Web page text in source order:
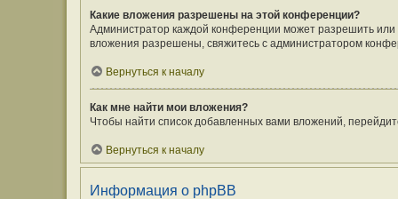
Какие вложения разрешены на этой конференции?
Администратор каждой конференции может разрешить
вложения разрешены, свяжитесь с администратором
Вернуться к началу
Как мне найти мои вложения?
Чтобы найти список добавленных вами вложений,
Вернуться к началу
Информация о phpBB